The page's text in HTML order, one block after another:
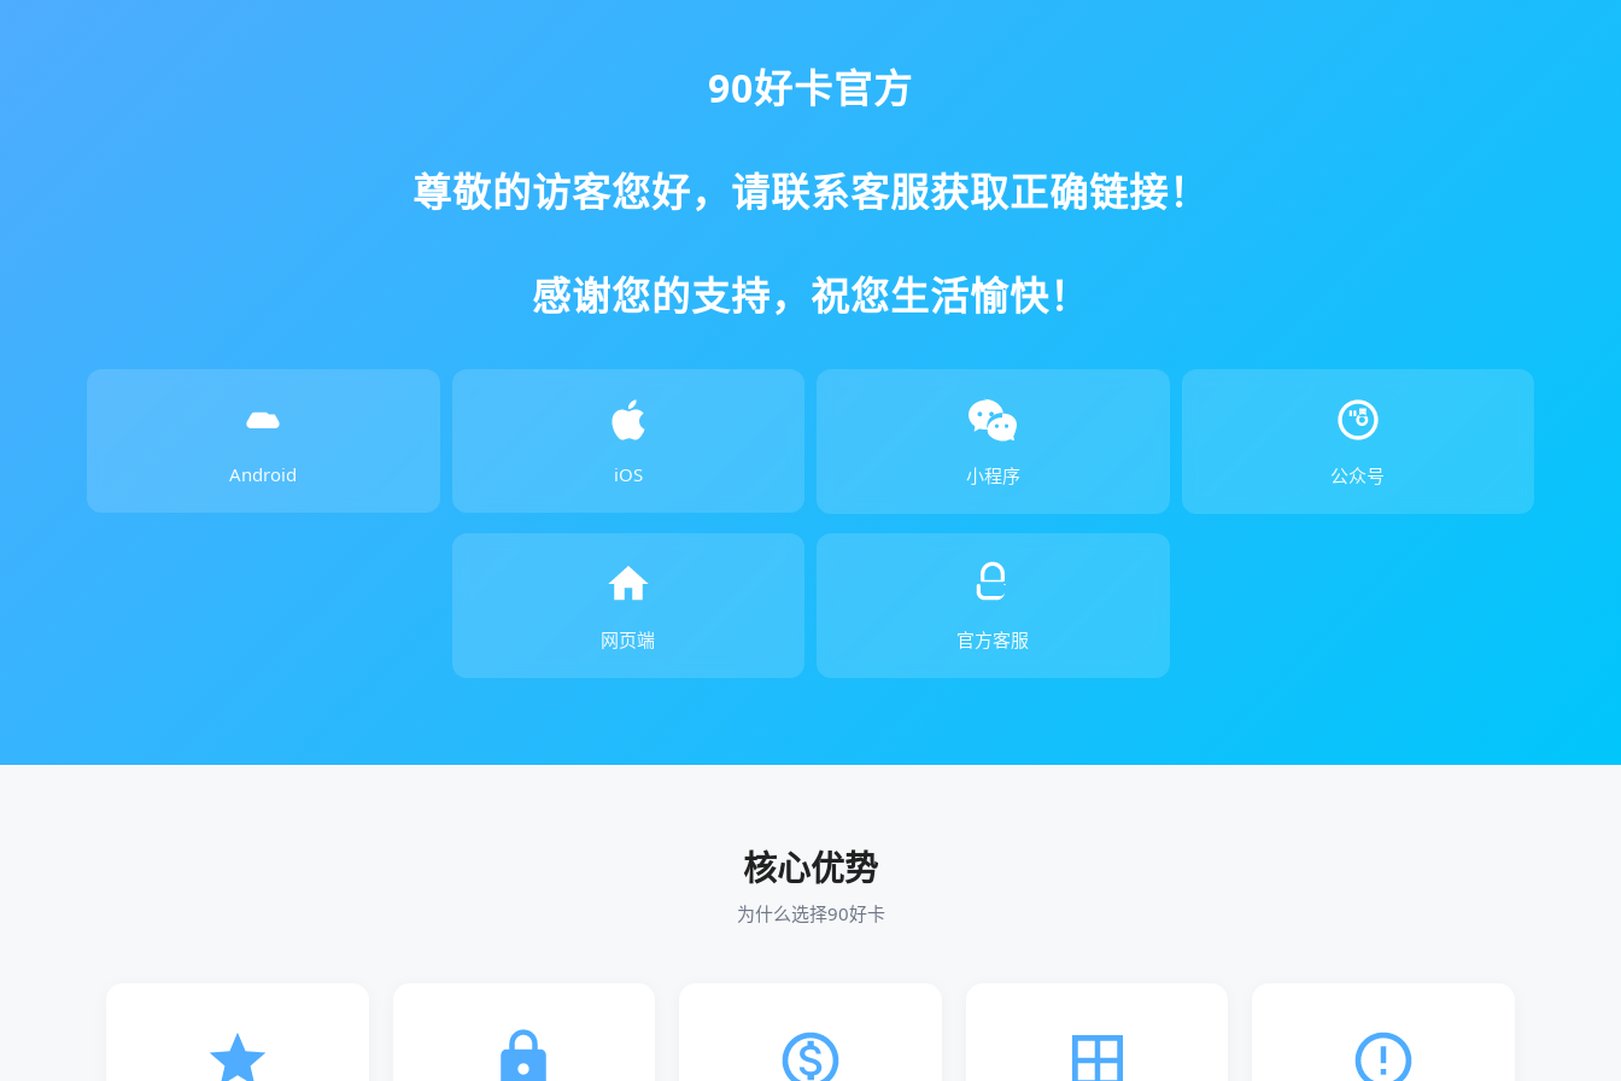
90好卡官方
尊敬的访客您好，请联系客服获取正确链接！
感谢您的支持，祝您生活愉快！
Android iOS 小程序 公众号
网页端 官方客服
核心优势
为什么选择90好卡